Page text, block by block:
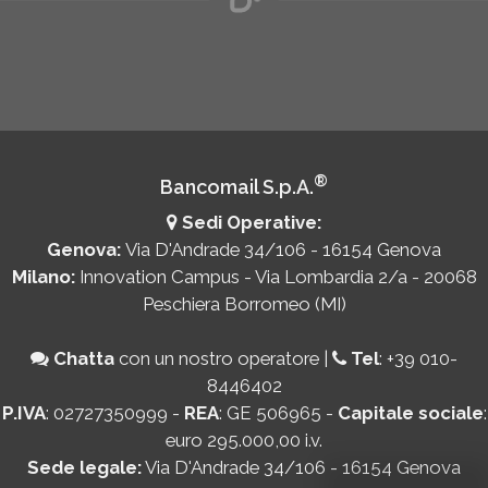
Bancomail S.p.A.®
Sedi Operative:
Genova: Via D'Andrade 34/106 - 16154 Genova
Milano: Innovation Campus - Via Lombardia 2/a - 20068
Peschiera Borromeo (MI)
Chatta con un nostro operatore | Tel: +39 010-
8446402
P.IVA: 02727350999 - REA: GE 506965 - Capitale sociale:
euro 295.000,00 i.v.
Sede legale:Via D'Andrade 34/106 - 16154 Genova